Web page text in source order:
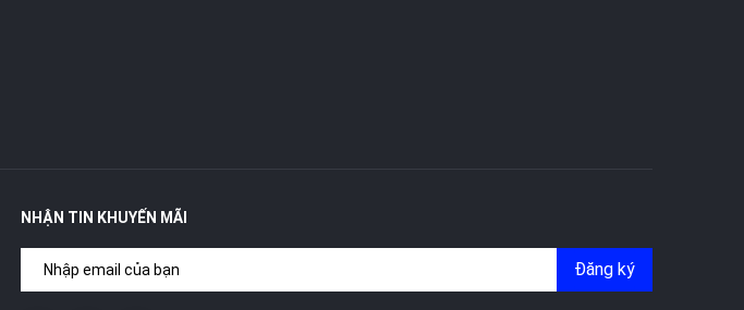
NHẬN TIN KHUYẾN MÃI
Đăng ký